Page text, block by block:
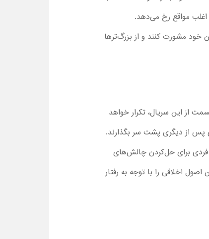
مواقع رخ می‌دهد.
خود مشورت کنند و از بزرگ‌ترها
از این سریال، تکرار خواهد
پس از دیگری پشت سر بگذارند.
فردی برای حل‌کردن چالش‌های
اخلاقی را با توجه به رفتار